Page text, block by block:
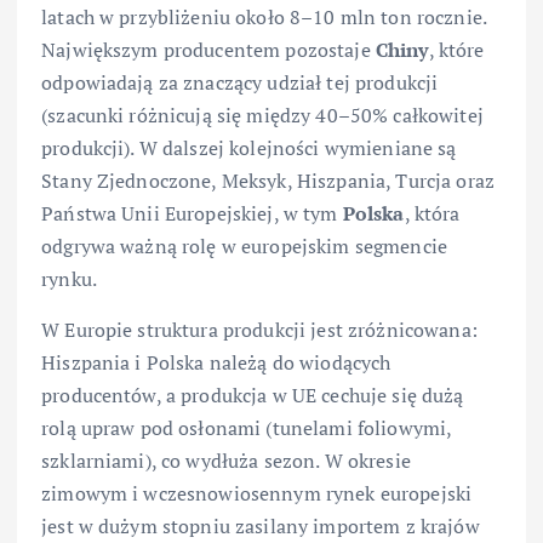
latach w przybliżeniu około 8–10 mln ton rocznie.
Największym producentem pozostajeChiny, które
odpowiadają za znaczący udział tej produkcji
(szacunki różnicują się między 40–50% całkowitej
produkcji). W dalszej kolejności wymieniane są
Stany Zjednoczone, Meksyk, Hiszpania, Turcja oraz
Państwa Unii Europejskiej, w tym Polska, która
odgrywa ważną rolę w europejskim segmencie
rynku.
W Europie struktura produkcji jest zróżnicowana:
Hiszpania i Polska należą do wiodących
producentów, a produkcja w UE cechuje się dużą
rolą upraw pod osłonami (tunelami foliowymi,
szklarniami), co wydłuża sezon. W okresie
zimowym i wczesnowiosennym rynek europejski
jest w dużym stopniu zasilany importem z krajów